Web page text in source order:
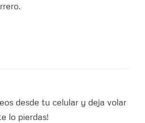
desde tu celular y deja volar
lo pierdas!